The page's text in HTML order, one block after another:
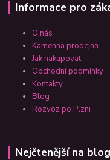
Informace pro
O nás
Kamenná prodejna
Jak nakupovat
Obchodní podmínky
Kontakty
Blog
Rozvoz po Plzni
Nejčtenější na